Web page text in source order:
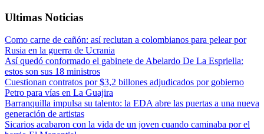
Ultimas Noticias
Como carne de cañón: así reclutan a colombianos para pelear por
Rusia en la guerra de Ucrania
Así quedó conformado el gabinete de Abelardo De La Espriella:
estos son sus 18 ministros
Cuestionan contratos por $3,2 billones adjudicados por gobierno
Petro para vías en La Guajira
Barranquilla impulsa su talento: la EDA abre las puertas a una nueva
generación de artistas
Sicarios acabaron con la vida de un joven cuando caminaba por el